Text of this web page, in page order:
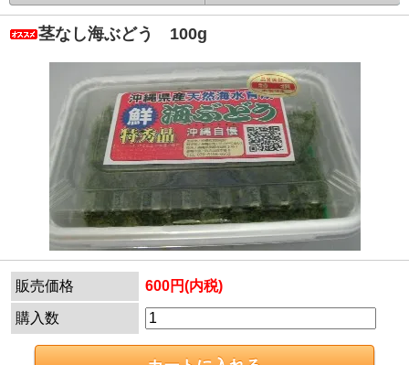
茎なし海ぶどう 100g
販売価格 600円(内税)
購入数